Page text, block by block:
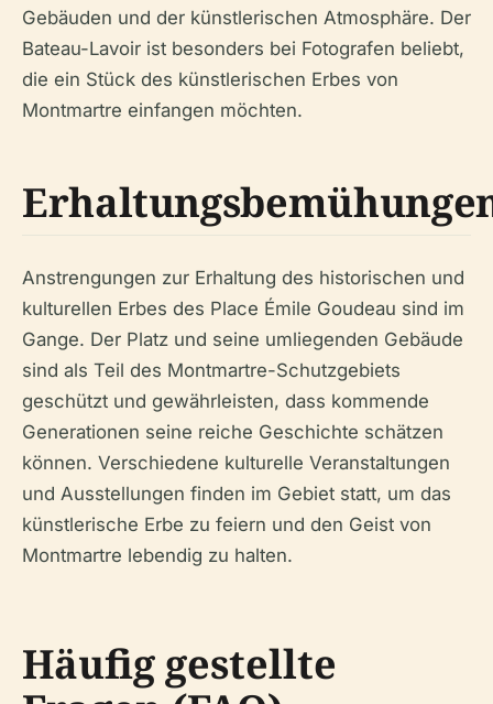
Gebäuden und der künstlerischen Atmosphäre. Der
Bateau-Lavoir ist besonders bei Fotografen beliebt,
die ein Stück des künstlerischen Erbes von
Montmartre einfangen möchten.
Anstrengungen zur Erhaltung des historischen und
kulturellen Erbes des Place Émile Goudeau sind im
Gange. Der Platz und seine umliegenden Gebäude
sind als Teil des Montmartre-Schutzgebiets
geschützt und gewährleisten, dass kommende
Generationen seine reiche Geschichte schätzen
können. Verschiedene kulturelle Veranstaltungen
und Ausstellungen finden im Gebiet statt, um das
künstlerische Erbe zu feiern und den Geist von
Montmartre lebendig zu halten.
Häufig gestellte